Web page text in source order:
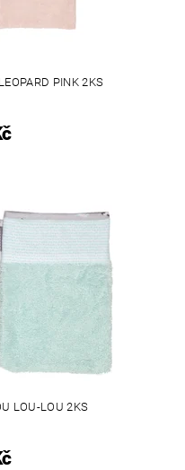
PINK 2KS
LOU-LOU 2KS